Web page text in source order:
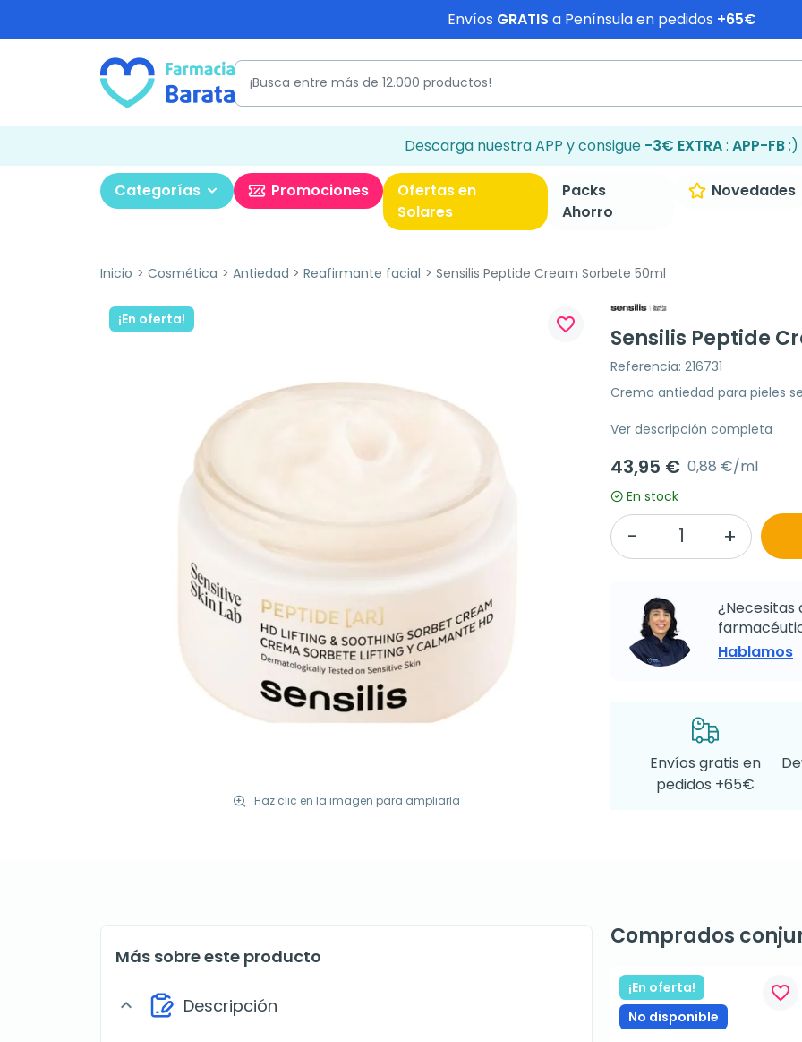
Envíos GRATIS a Península en pedidos +65€
Descarga nuestra APP y consigue -3€ EXTRA: APP-FB;)
Categorías Promociones
Ofertas en
Solares
Packs
Ahorro
Novedades
Inicio Cosmética Antiedad Reafirmante facial Sensilis Peptide Cream Sorbete 50ml
¡En oferta!
Haz clic en la imagen para ampliarla
favorite_border
Sensilis Peptide
Referencia: 216731
Crema antiedad para pieles
Ver descripción completa
43,95 € 0,88 €/ml
En stock
¿Necesitas
Hablamos
Envíos gratis en
pedidos +65€
Más sobre este producto
expand_more Descripción
Comprados
¡En oferta!
No disponible
favorite_border